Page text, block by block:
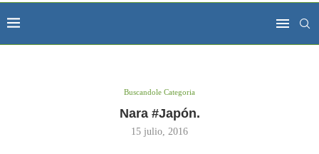
Buscandole Categoria
Nara #Japón.
15 julio, 2016